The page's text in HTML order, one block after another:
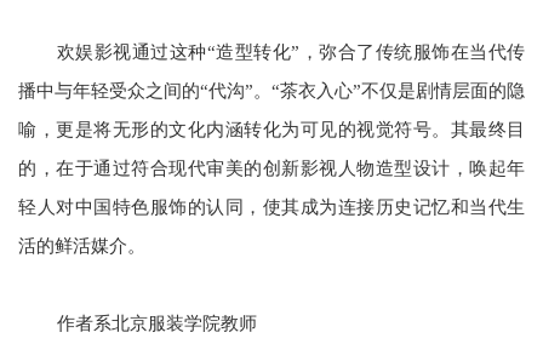
欢娱影视通过这种“造型转化”，弥合了传统服饰在当代传
播中与年轻受众之间的“代沟”。“茶衣入心”不仅是剧情层面的隐
喻，更是将无形的文化内涵转化为可见的视觉符号。其最终目
的，在于通过符合现代审美的创新影视人物造型设计，唤起年
轻人对中国特色服饰的认同，使其成为连接历史记忆和当代生
活的鲜活媒介。
作者系北京服装学院教师